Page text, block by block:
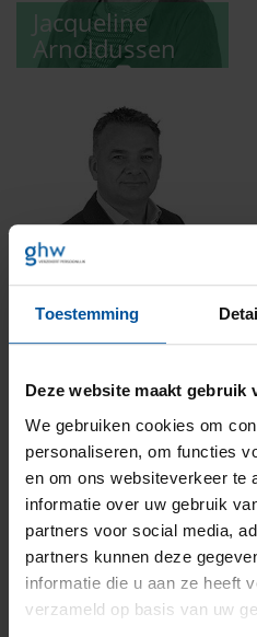
Toestemming
Deze website maakt gebruik
We gebruiken cookies om
personaliseren, om functies
en om ons websiteverkeer te
informatie over uw gebruik
partners voor social media,
partners kunnen deze
informatie die u aan ze heeft
verzameld op basis van uw
Jacqueline
Arnoldussen
Maarten
Thoonen
Mark Kuster